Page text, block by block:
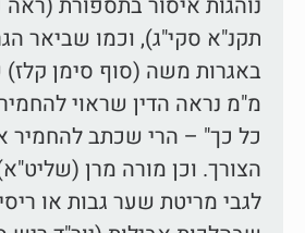
תקנ"א סקי"ג), וכמו שביאר
באגרות משה (סוף סימן
מ"מ נראה הדין שראוי
כל כך" – הרי שכתב
הצורך. וכן מורה מרן
לגבי מריטת שער גבות או